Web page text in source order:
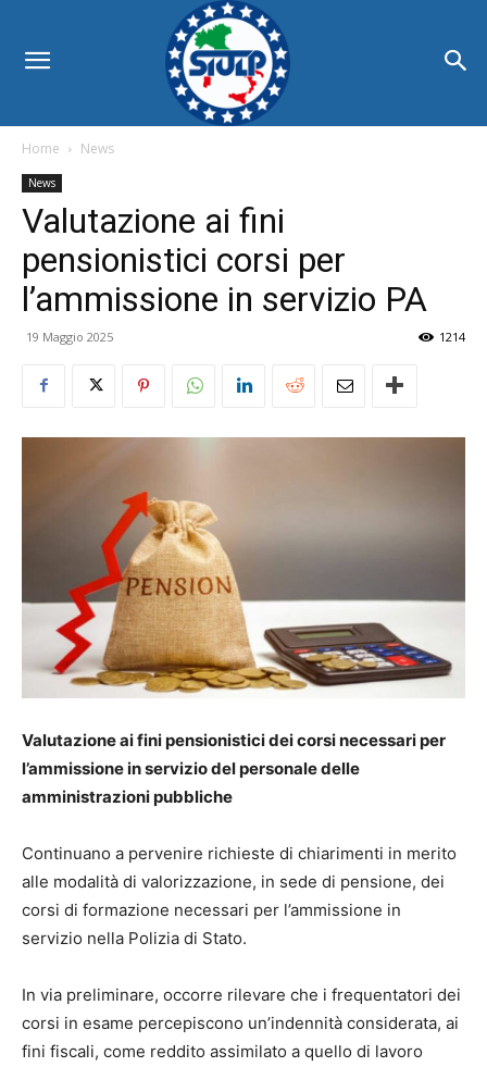
Home News
News
Valutazione ai fini
pensionistici corsi per
l’ammissione in servizio PA
19 Maggio 2025 1214
Valutazione ai fini pensionistici dei corsi necessari per
l’ammissione in servizio del personale delle
amministrazioni pubbliche
Continuano a pervenire richieste di chiarimenti in merito
alle modalità di valorizzazione, in sede di pensione, dei
corsi di formazione necessari per l’ammissione in
servizio nella Polizia di Stato.
In via preliminare, occorre rilevare che i frequentatori dei
corsi in esame percepiscono un’indennità considerata, ai
fini fiscali, come reddito assimilato a quello di lavoro